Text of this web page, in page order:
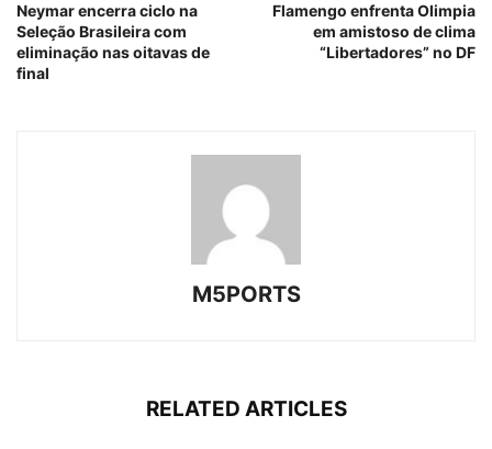
Neymar encerra ciclo na
Seleção Brasileira com
eliminação nas oitavas de
final
Flamengo enfrenta Olimpia
em amistoso de clima
“Libertadores” no DF
M5PORTS
RELATED ARTICLES